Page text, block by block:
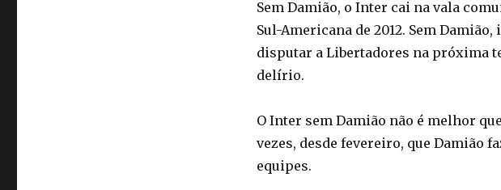
Sem Damião, o Inter cai na vala
Sul-Americana de 2012. Sem
disputar a Libertadores na próxima
delírio.
O Inter sem Damião não é melhor
vezes, desde fevereiro, que Damião
equipes.